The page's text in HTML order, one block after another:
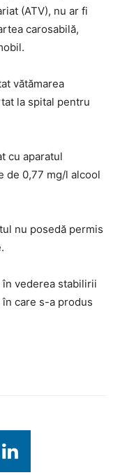
(ATV), nu ar fi
carosabilă,
vătămarea
la spital pentru
cu aparatul
de 0,77 mg/l alcool
nu posedă permis
vederea stabilirii
care s-a produs